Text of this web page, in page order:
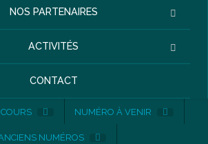
NOS PARTENAIRES
ACTIVITÉS
CONTACT
NUMÉRO À VENIR
NUMÉROS